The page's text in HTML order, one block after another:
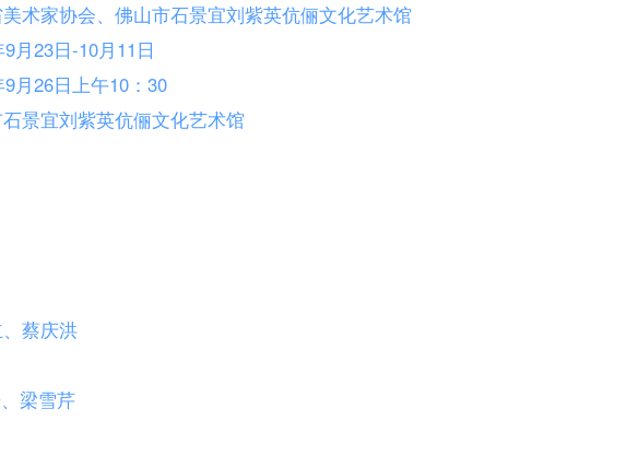
术家协会、佛山市石景宜刘紫英伉俪文化艺术馆
月23日-10月11日
9月26日上午10：30
景宜刘紫英伉俪文化艺术馆
蔡庆洪
梁雪芹